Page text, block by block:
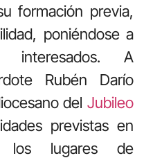
formación previa,
poniéndose a
interesados. A
Rubén Darío
del Jubileo
previstas en
los lugares de